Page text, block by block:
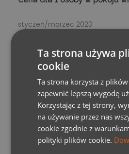
styczeń/marzec 2023
Ostateczna cena zależy od
uczestników, proporcji dzieci/
opiekunów szkolnych i
Szczegóły płatności:
Zaliczka wysokości30%
rezerwacjiprzelewem
Ta strona używa
cookie
Ta strona korzysta z
zapewnić lepszą wygodę
Korzystając z tej strony,
na używanie przez nas
cookie zgodnie z
polityki plików cookie.